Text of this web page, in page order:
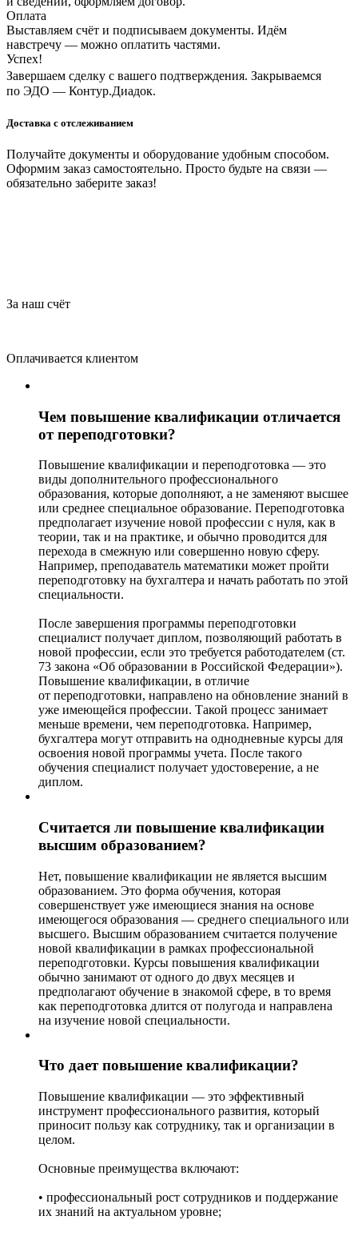
Оплата
Выставляем счёт и подписываем документы. Идём
навстречу — можно оплатить частями.
Успех!
Завершаем сделку с вашего подтверждения. Закрываемся
по ЭДО — Контур.Диадок.
Доставка с отслеживанием
Получайте документы и оборудование удобным способом.
Оформим заказ самостоятельно. Просто будьте на связи —
обязательно заберите заказ!
За наш счёт
Оплачивается клиентом
Чем повышение квалификации отличается
от переподготовки?
Повышение квалификации и переподготовка — это
виды дополнительного профессионального
образования, которые дополняют, а не заменяют высшее
или среднее специальное образование. Переподготовка
предполагает изучение новой профессии с нуля, как в
теории, так и на практике, и обычно проводится для
перехода в смежную или совершенно новую сферу.
Например, преподаватель математики может пройти
переподготовку на бухгалтера и начать работать по этой
специальности.
После завершения программы переподготовки
специалист получает диплом, позволяющий работать в
новой профессии, если это требуется работодателем (ст.
73 закона «Об образовании в Российской Федерации»).
Повышение квалификации, в отличие
от переподготовки, направлено на обновление знаний в
уже имеющейся профессии. Такой процесс занимает
меньше времени, чем переподготовка. Например,
бухгалтера могут отправить на однодневные курсы для
освоения новой программы учета. После такого
обучения специалист получает удостоверение, а не
диплом.
Считается ли повышение квалификации
высшим образованием?
Нет, повышение квалификации не является высшим
образованием. Это форма обучения, которая
совершенствует уже имеющиеся знания на основе
имеющегося образования — среднего специального или
высшего. Высшим образованием считается получение
новой квалификации в рамках профессиональной
переподготовки. Курсы повышения квалификации
обычно занимают от одного до двух месяцев и
предполагают обучение в знакомой сфере, в то время
как переподготовка длится от полугода и направлена
на изучение новой специальности.
Что дает повышение квалификации?
Повышение квалификации — это эффективный
инструмент профессионального развития, который
приносит пользу как сотруднику, так и организации в
целом.
Основные преимущества включают:
• профессиональный рост сотрудников и поддержание
их знаний на актуальном уровне;